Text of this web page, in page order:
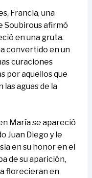
Francia, una
Soubirous afirmó
en una gruta.
convertido en un
curaciones
por aquellos que
las aguas de la
María se apareció
Juan Diego y le
en su honor en el
de su aparición,
florecieran en